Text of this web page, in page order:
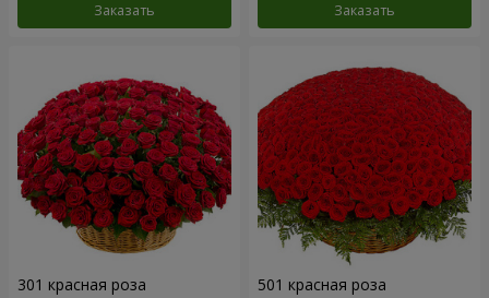
Заказать Заказать
301 красная роза 501 красная роза